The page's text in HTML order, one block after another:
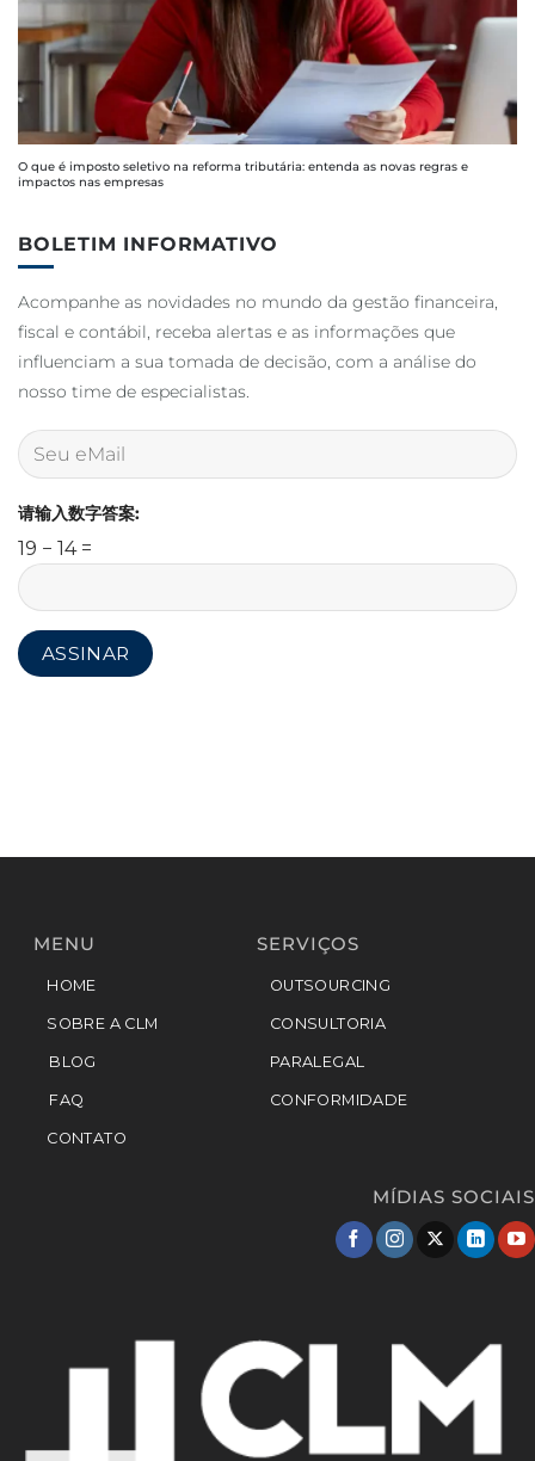
O que é imposto seletivo na reforma tributária: entenda as novas regras e
impactos nas empresas
BOLETIM INFORMATIVO
Acompanhe as novidades no mundo da gestão financeira,
fiscal e contábil, receba alertas e as informações que
influenciam a sua tomada de decisão, com a análise do
nosso time de especialistas.
请输入数字答案:
19 − 14 =
MENU
HOME
SOBRE A CLM
BLOG
FAQ
CONTATO
SERVIÇOS
OUTSOURCING
CONSULTORIA
PARALEGAL
CONFORMIDADE
MÍDIAS SOCIAIS